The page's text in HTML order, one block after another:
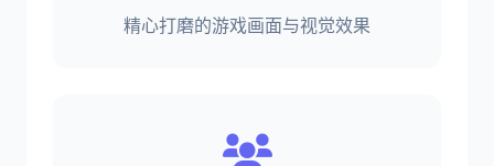
精心打磨的游戏画面与视觉效果